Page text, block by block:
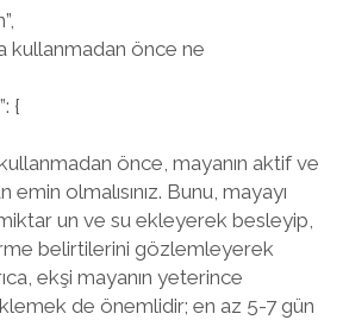
kullanmadan önce ne
{
önce, mayanın aktif ve
emin olmalısınız. Bunu, mayayı
un ve su ekleyerek besleyip,
belirtilerini gözlemleyerek
ekşi mayanın yeterince
de önemlidir; en az 5-7 gün